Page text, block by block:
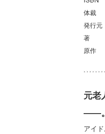
体裁
発行
著
原作
元老
――。
アイ